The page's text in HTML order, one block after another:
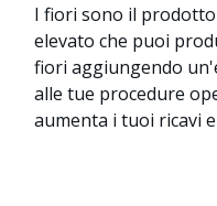
I fiori sono il
elevato che puoi
fiori aggiungendo
alle tue procedure
aumenta i tuoi ricavi